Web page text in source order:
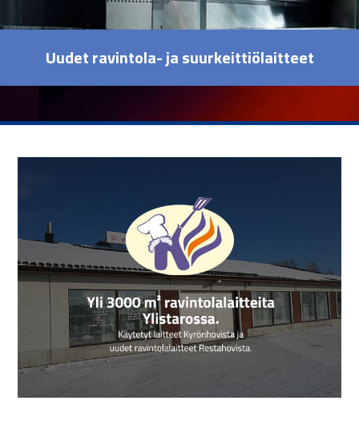
Uudet ravintola- ja suurkeittiölaitteet